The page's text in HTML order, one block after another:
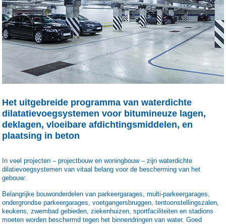
Het uitgebreide programma van waterdichte
dilatatievoegsystemen voor bitumineuze lagen,
deklagen, vloeibare afdichtingsmiddelen, en
plaatsing in beton
In veel projecten – projectbouw en woningbouw – zijn waterdichte
dilatievoegsystemen van vitaal belang voor de bescherming van het
gebouw:
Belangrijke bouwonderdelen van parkeergarages, multi-parkeergarages,
ondergrondse parkeergarages, voetgangersbruggen, tentoonstellingszalen,
keukens, zwembad gebieden, ziekenhuizen, sportfaciliteiten en stadions
moeten worden beschermd tegen het binnendringen van water.Goed